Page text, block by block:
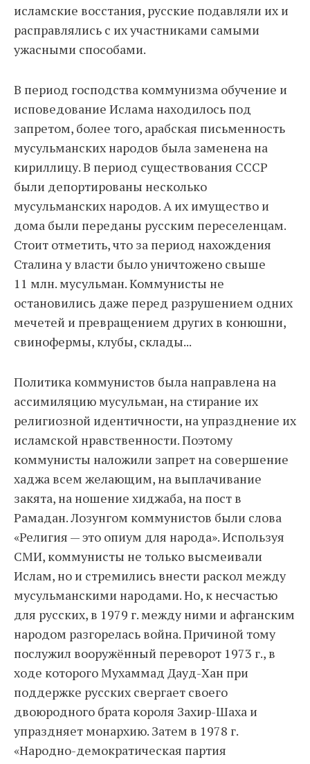
исламские восстания, русские подавляли их и
расправлялись с их участниками самыми
ужасными способами.
В период господства коммунизма обучение и
исповедование Ислама находилось под
запретом, более того, арабская письменность
мусульманских народов была заменена на
кириллицу. В период существования СССР
были депортированы несколько
мусульманских народов. А их имущество и
дома были переданы русским переселенцам.
Стоит отметить, что за период нахождения
Сталина у власти было уничтожено свыше
11 млн. мусульман. Коммунисты не
остановились даже перед разрушением одних
мечетей и превращением других в конюшни,
свинофермы, клубы, склады...
Политика коммунистов была направлена на
ассимиляцию мусульман, на стирание их
религиозной идентичности, на упразднение их
исламской нравственности. Поэтому
коммунисты наложили запрет на совершение
хаджа всем желающим, на выплачивание
закята, на ношение хиджаба, на пост в
Рамадан. Лозунгом коммунистов были слова
«Религия — это опиум для народа». Используя
СМИ, коммунисты не только высмеивали
Ислам, но и стремились внести раскол между
мусульманскими народами. Но, к несчастью
для русских, в 1979 г. между ними и афганским
народом разгорелась война. Причиной тому
послужил вооружённый переворот 1973 г., в
ходе которого Мухаммад Дауд-Хан при
поддержке русских свергает своего
двоюродного брата короля Захир-Шаха и
упраздняет монархию. Затем в 1978 г.
«Народно-демократическая партия